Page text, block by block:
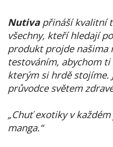
Nutivapřináší kvalitní
všechny, kteří hledají
produkt projde našima
testováním, abychom
kterým si hrdě stojíme.
průvodce světem
„Chuť exotiky v
manga.“